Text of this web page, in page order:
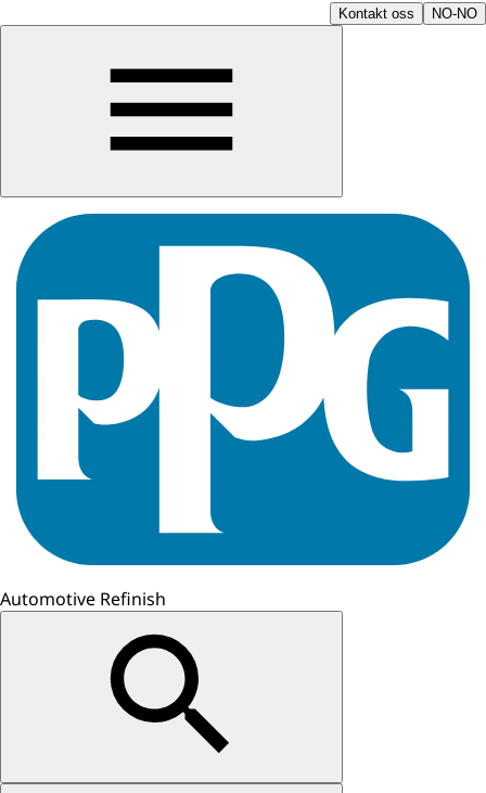
Kontakt oss NO-NO
Automotive Refinish